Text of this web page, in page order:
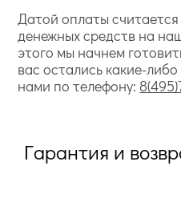
Датой оплаты
денежных средств на
этого мы начнем
вас остались какие-
нами по телефону:
Гарантия и